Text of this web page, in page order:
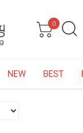
0
NEW BEST